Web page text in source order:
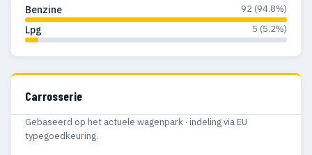
Benzine 92 (94.8%)
Lpg 5 (5.2%)
Carrosserie
Gebaseerd op het actuele wagenpark · indeling via EU
typegoedkeuring.